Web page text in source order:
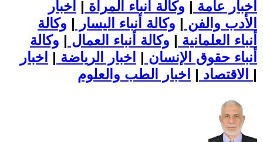
أخبار عامة | وكالة أنباء المرأة | اخبار
الأدب والفن | وكالة أنباء اليسار | وكالة
أنباء العلمانية | وكالة أنباء العمال | وكالة
أنباء حقوق الإنسان | اخبار الرياضة | اخبار
الاقتصاد | |